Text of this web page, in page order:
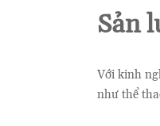
Sản
Với kinh
như thể